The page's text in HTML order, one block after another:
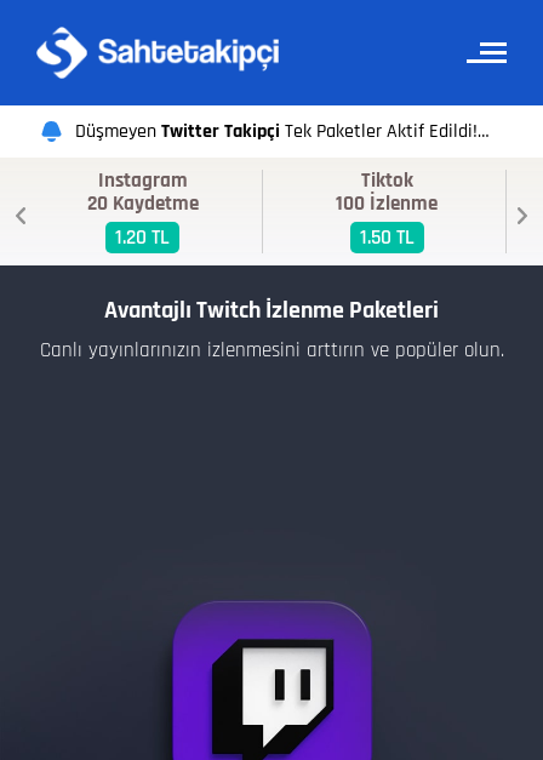
DüşmeyenTwitter Takipçi Tek Paketler Aktif Edildi!
Sahte Takipçi ekibi olarak iyi alışverişler dileriz.
Instagram
20 Kaydetme
1.20 TL
Tiktok
100 İzlenme
1.50 TL
Avantajlı Twitch İzlenme Paketleri
Canlı yayınlarınızın izlenmesini arttırın ve popüler olun.